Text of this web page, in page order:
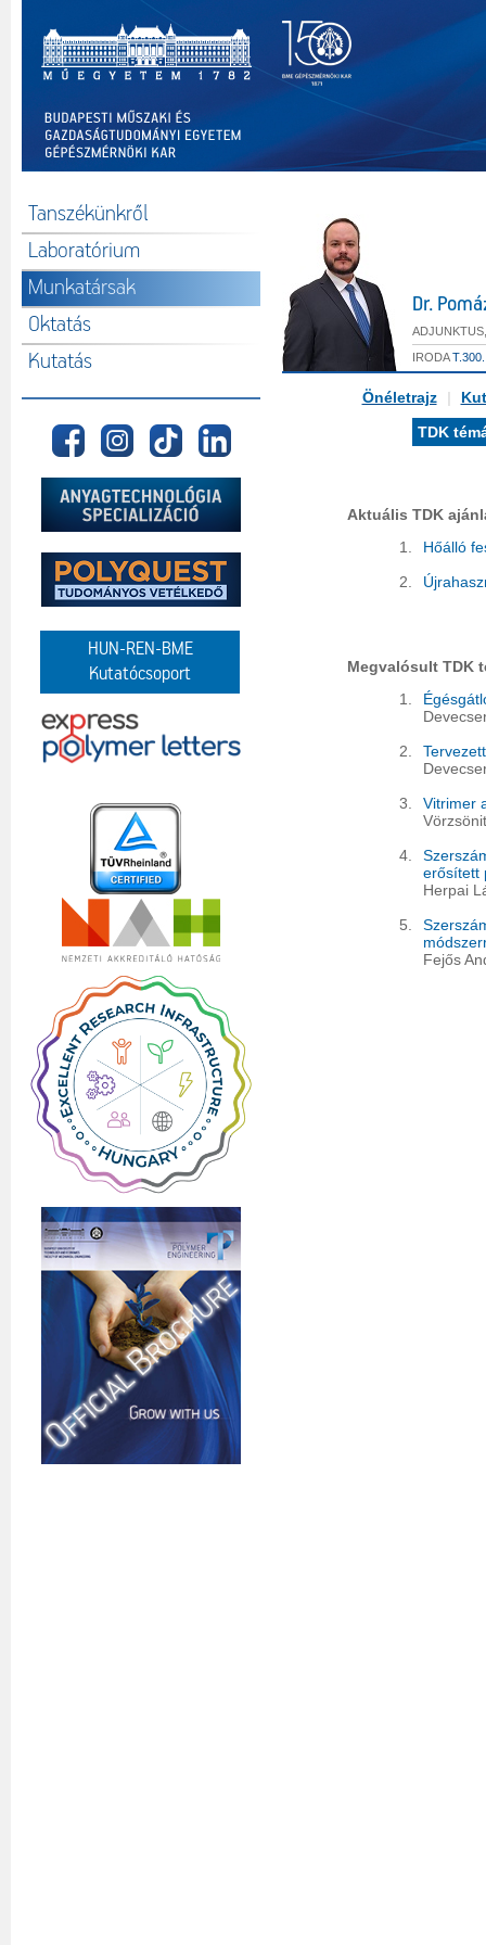
Tanszékünkről
Laboratórium
Munkatársak
Oktatás
Kutatás
HUN-REN-BME
Kutatócsoport
Dr.
IRODAT.300.
Önéletrajz |
TDK
Aktuális TDK
1.
Hőálló
2.
Megvalósult TDK
1.
2.
3.
Vitrimer
4.
erősített
Herpai
5.
Fejős